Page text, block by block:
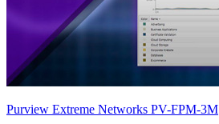
Purview Extreme Networks PV-FPM-3M